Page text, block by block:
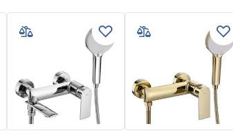
24 monate
Accessories_-_24.pdf